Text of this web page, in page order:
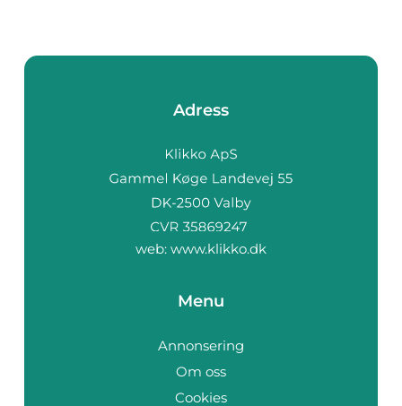
Adress
web: www.klikko.dk
Menu
Annonsering
Om oss
Cookies